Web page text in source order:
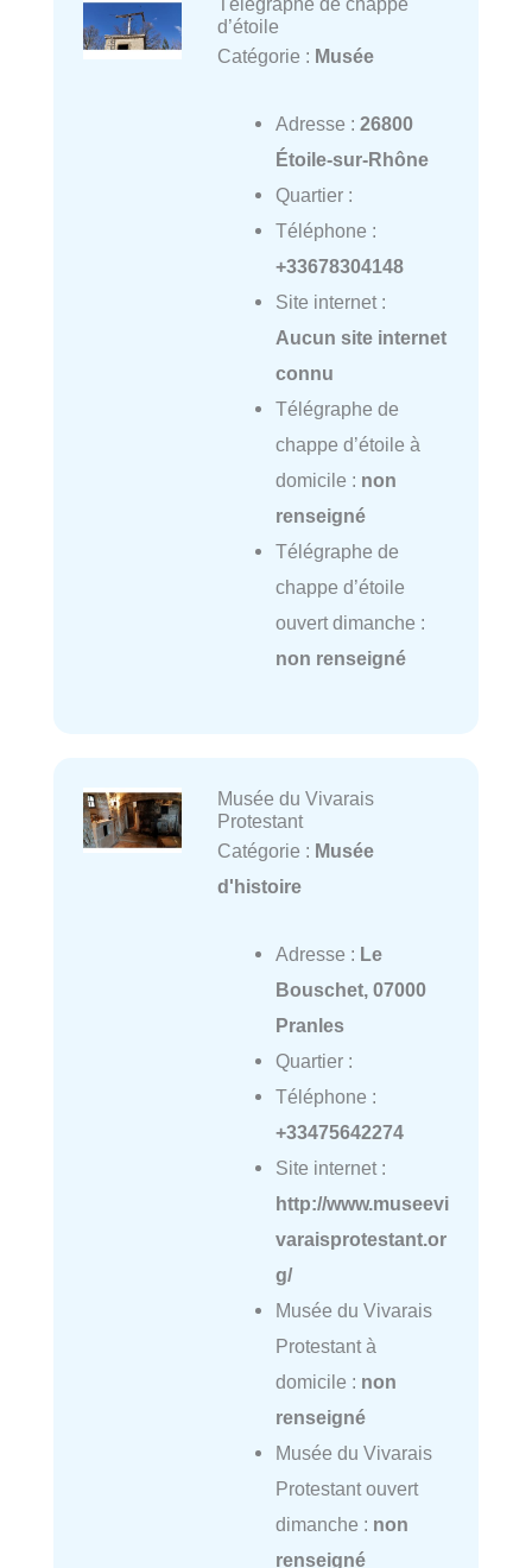
d’étoile
Catégorie : Musée
Adresse : 26800
Étoile-sur-Rhône
Quartier :
Téléphone :
+33678304148
Site internet :
Aucun site internet
connu
Télégraphe de
chappe d’étoile à
domicile : non
renseigné
Télégraphe de
chappe d’étoile
ouvert dimanche :
non renseigné
Musée du Vivarais
Protestant
Catégorie : Musée
d'histoire
Adresse : Le
Bouschet, 07000
Pranles
Quartier :
Téléphone :
+33475642274
Site internet :
http://www.museevi
varaisprotestant.or
g/
Musée du Vivarais
Protestant à
domicile : non
renseigné
Musée du Vivarais
Protestant ouvert
dimanche : non
renseigné